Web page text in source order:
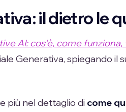
il dietro le
AI: cos'è, come
Generativa, spiegando il
più nel dettaglio di come